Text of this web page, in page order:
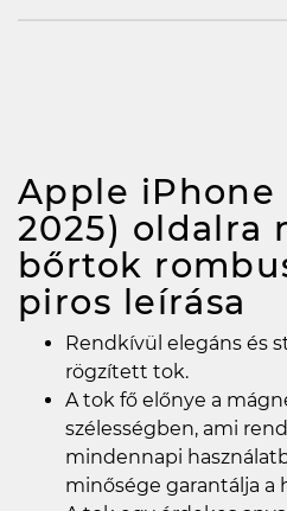
Apple iPhone
2025) oldalra
bőrtok
piros leírása
Rendkívül elegáns és
rögzített tok.
A tok fő előnye a
szélességben, ami
mindennapi
minősége garantálja a